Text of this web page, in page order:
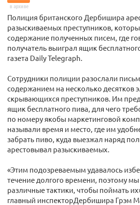
в архиве
Полиция британского Дербишира
разыскиваемых преступников,
содержание полученных писем, где
получатель выиграл ящик
газета Daily Telegraph.
Сотрудники полиции разослали
содержанием на несколько десятков
скрывающихся преступников. Им
ящик бесплатного пива, для чего
по номеру якобы маркетинговой
называли время и место, где им
забрать пиво, куда выезжал наряд
арестовывал разыскиваемых.
«Этим подозреваемым удавалось
течение долгого времени, поэтому
различные тактики, чтобы поймать
главный инспекторДербишира Грэм